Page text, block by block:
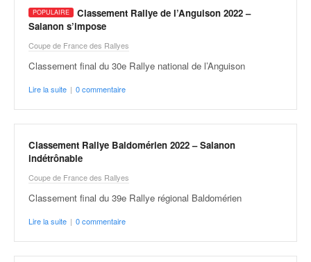
Classement Rallye de l’Anguison 2022 –
Salanon s’impose
Coupe de France des Rallyes
Classement final du 30e Rallye national de l’Anguison
Lire la suite | 0 commentaire
Classement Rallye Baldomérien 2022 – Salanon
indétrônable
Coupe de France des Rallyes
Classement final du 39e Rallye régional Baldomérien
Lire la suite | 0 commentaire